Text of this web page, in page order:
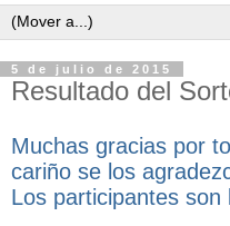
5 de julio de 2015
Resultado del
Muchas gracias por
cariño se los
Los participantes son